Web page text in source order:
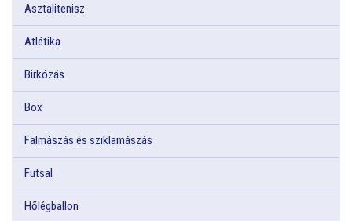
Asztalitenisz
Atlétika
Birkózás
Box
Falmászás és sziklamászás
Futsal
Hőlégballon